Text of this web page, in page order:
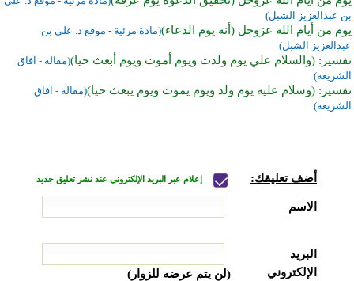
بن عبدالعزيز الشبل)
يوم من أيام الله عزوجل (أنه يوم الدعاء)(مادة مرئية - موقع د. علي بن
عبدالعزيز الشبل)
تفسير: (والسلام علي يوم ولدت ويوم أموت ويوم أبعث حيا)(مقالة - آفاق
الشريعة)
تفسير: (وسلام عليه يوم ولد ويوم يموت ويوم يبعث حيا)(مقالة - آفاق
الشريعة)
أضف تعليقك: إعلام عبر البريد الإلكتروني عند نشر تعليق جديد
الاسم
البريد
الإلكتروني
(لن يتم عرضه للزوار)